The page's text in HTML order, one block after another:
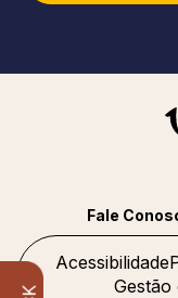
Acessibilidade
Gestão
Fale